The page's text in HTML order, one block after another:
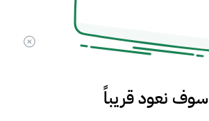
سوف نعود قريباً